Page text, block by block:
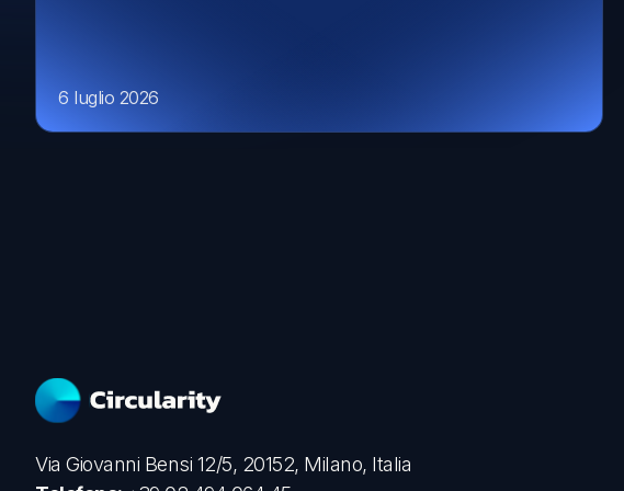
6 luglio 2026
Via Giovanni Bensi 12/5, 20152, Milano, Italia